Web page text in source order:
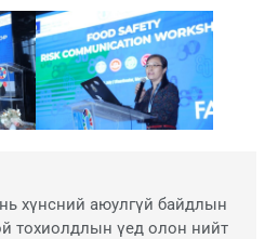
хүнсний аюулгүй байдлын
тохиолдлын үед олон нийт